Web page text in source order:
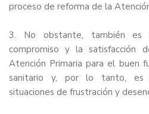
proceso de reforma de la
3. No obstante, también es
compromiso y la satisfacción
Atención Primaria para el buen
sanitario y, por lo tanto, es
situaciones de frustración y